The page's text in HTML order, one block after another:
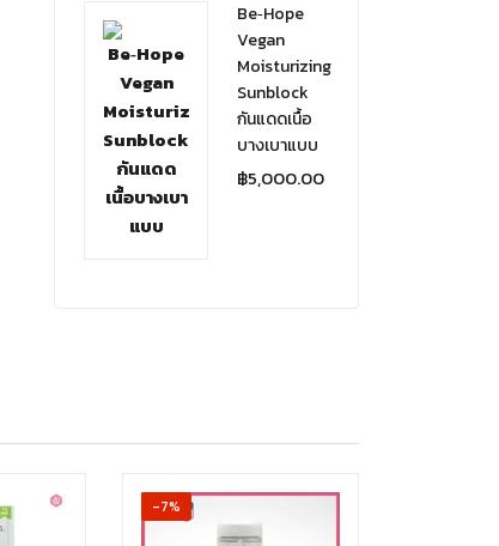
Be‑Hope
Vegan
Moisturizing
Sunblock
กันแดดเนื้อ
บางเบาแบบ
฿5,000.00
-7%